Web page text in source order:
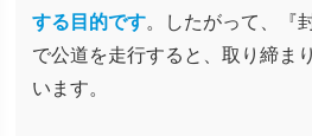
する目的です。したがって、『
で公道を走行すると、取り締ま
います。